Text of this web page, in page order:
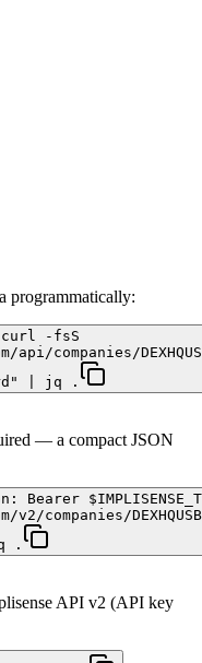
programmatically:
curl -fsS
companies/
| jq .
— a compact JSON
companies/
.
API v2 (API key